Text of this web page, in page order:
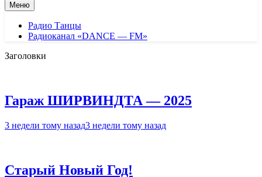
Меню
Радио Танцы
Радиоканал «DANCE — FM»
Заголовки
Гараж ШИРВИНДТА — 2025
3 недели тому назад3 недели тому назад
Старый Новый Год!